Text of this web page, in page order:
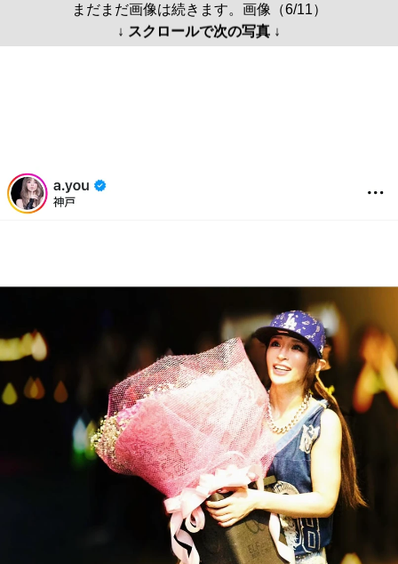
まだまだ画像は続きます。画像（6/11）
↓ スクロールで次の写真 ↓